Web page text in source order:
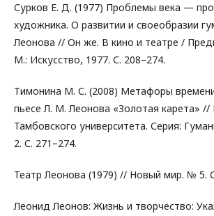
Сурков Е. Д. (1977) Проблемы века —
художника. О развитии и своеобразии
Леонова // Он же. В кино и театре /
М.: Искусство, 1977. С. 208–274.
Тимонина М. С. (2008) Метафоры
пьесе Л. М. Леонова «Золотая карета» //
Тамбовского университета. Серия:
2. С. 271–274.
Театр Леонова (1979) // Новый мир. № 5.
Леонид Леонов: Жизнь и творчество: